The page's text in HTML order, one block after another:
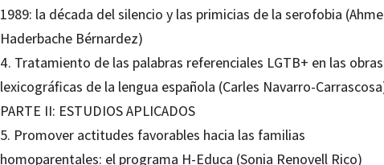
1989: la década del silencio y las primicias de la serofobia
Haderbache Bérnardez)
4. Tratamiento de las palabras referenciales LGTB+ en las obras
lexicográficas de la lengua española (Carles Navarro-
PARTE II: ESTUDIOS APLICADOS
5. Promover actitudes favorables hacia las familias
homoparentales: el programa H-Educa (Sonia Renovell Rico)